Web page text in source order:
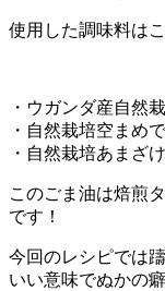
使用した調味料はこ
・ウガンダ産自然
・自然栽培空まめ
・自然栽培あまざけ
このごま油は焙煎
です！
今回のレシピでは
いい意味でぬかの